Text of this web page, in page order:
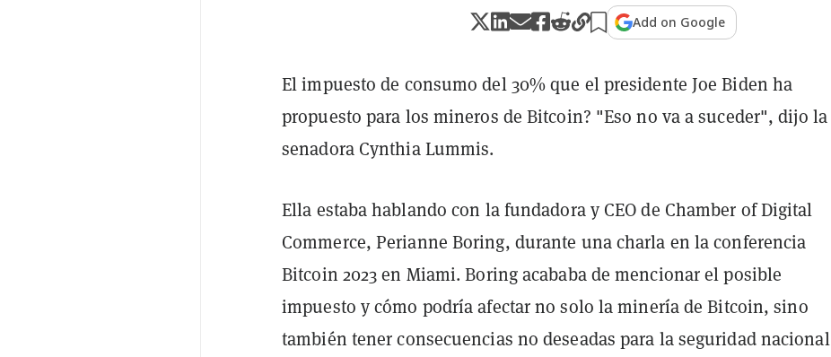
Add on Google
El impuesto de consumo del 30% que el presidente Joe Biden ha
propuesto para los mineros de Bitcoin? "Eso no va a suceder", dijo la
senadora Cynthia Lummis.
Ella estaba hablando con la fundadora y CEO de Chamber of Digital
Commerce, Perianne Boring, durante una charla en la conferencia
Bitcoin 2023 en Miami. Boring acababa de mencionar el posible
impuesto y cómo podría afectar no solo la minería de Bitcoin, sino
también tener consecuencias no deseadas para la seguridad nacional